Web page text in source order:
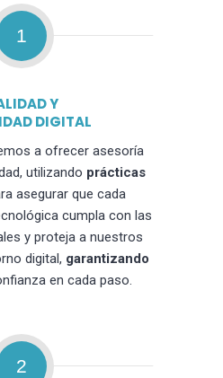
1
Y
DIGITAL
a ofrecer asesoría
utilizando prácticas
asegurar que cada
cumpla con las
y proteja a nuestros
digital, garantizando
en cada paso.
2